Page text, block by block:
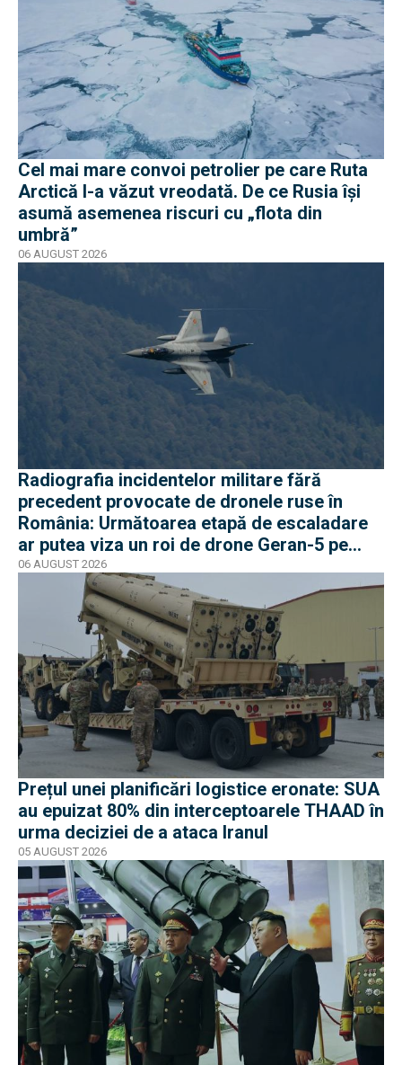
Cel mai mare convoi petrolier pe care Ruta
Arctică l-a văzut vreodată. De ce Rusia își
asumă asemenea riscuri cu „flota din
umbră”
06 AUGUST 2026
Radiografia incidentelor militare fără
precedent provocate de dronele ruse în
România: Următoarea etapă de escaladare
ar putea viza un roi de drone Geran-5 pe
direcția Galați-Reni
06 AUGUST 2026
Prețul unei planificări logistice eronate: SUA
au epuizat 80% din interceptoarele THAAD în
urma deciziei de a ataca Iranul
05 AUGUST 2026